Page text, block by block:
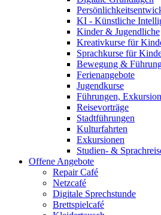
KI - Künstliche
Kinder & Jugendliche
Kreativkurse für
Sprachkurse für
Bewegung &
Ferienangebote
Jugendkurse
Führungen,
Reisevorträge
Stadtführungen
Kulturfahrten
Exkursionen
Studien- &
Offene Angebote
Repair Café
Netzcafé
Digitale Sprechstunde
Brettspielcafé